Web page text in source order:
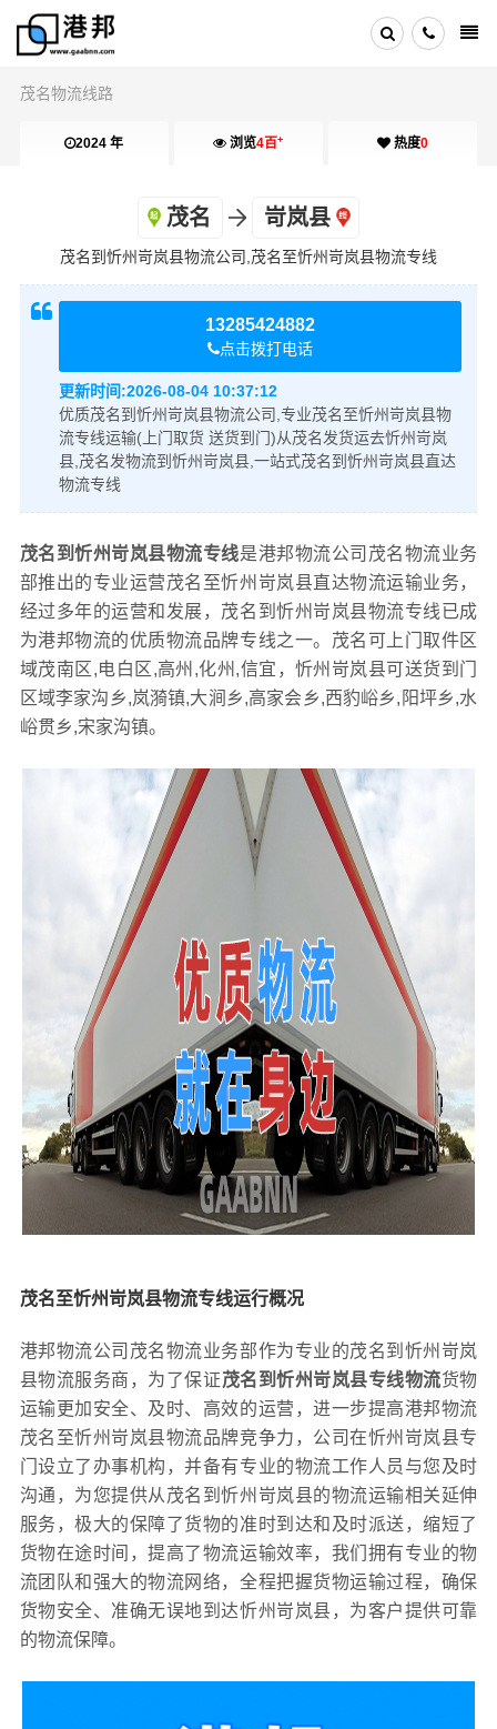
茂名物流线路
2024 年 浏览4百+ 热度0
茂名 岢岚县
茂名到忻州岢岚县物流公司,茂名至忻州岢岚县物流专线
13285424882
点击拨打电话
更新时间:2026-08-04 10:37:12
优质茂名到忻州岢岚县物流公司,专业茂名至忻州岢岚县物
流专线运输(上门取货 送货到门)从茂名发货运去忻州岢岚
县,茂名发物流到忻州岢岚县,一站式茂名到忻州岢岚县直达
物流专线
茂名到忻州岢岚县物流专线是港邦物流公司茂名物流业务
部推出的专业运营茂名至忻州岢岚县直达物流运输业务，
经过多年的运营和发展，茂名到忻州岢岚县物流专线已成
为港邦物流的优质物流品牌专线之一。茂名可上门取件区
域茂南区,电白区,高州,化州,信宜，忻州岢岚县可送货到门
区域李家沟乡,岚漪镇,大涧乡,高家会乡,西豹峪乡,阳坪乡,水
峪贯乡,宋家沟镇。
茂名至忻州岢岚县物流专线运行概况
港邦物流公司茂名物流业务部作为专业的茂名到忻州岢岚
县物流服务商，为了保证茂名到忻州岢岚县专线物流货物
运输更加安全、及时、高效的运营，进一步提高港邦物流
茂名至忻州岢岚县物流品牌竞争力，公司在忻州岢岚县专
门设立了办事机构，并备有专业的物流工作人员与您及时
沟通，为您提供从茂名到忻州岢岚县的物流运输相关延伸
服务，极大的保障了货物的准时到达和及时派送，缩短了
货物在途时间，提高了物流运输效率，我们拥有专业的物
流团队和强大的物流网络，全程把握货物运输过程，确保
货物安全、准确无误地到达忻州岢岚县，为客户提供可靠
的物流保障。